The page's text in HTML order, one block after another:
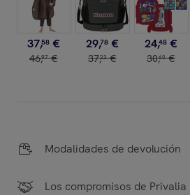
37,58 €
46,97 €
29,78 €
37,23 €
24,48 €
30,60 €
Modalidades de devolución
Los compromisos de Privalia